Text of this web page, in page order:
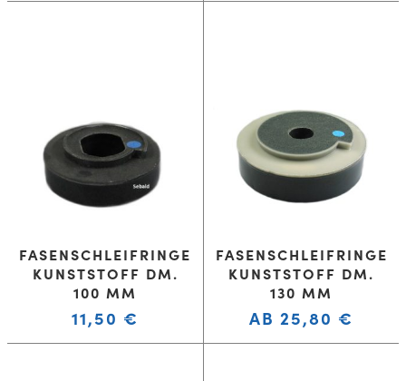
FASENSCHLEIFRINGE
KUNSTSTOFF DM.
100 MM
11,50 €
FASENSCHLEIFRINGE
KUNSTSTOFF DM.
130 MM
AB 25,80 €